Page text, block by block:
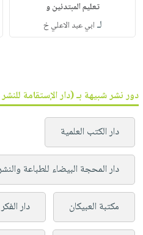
تعليم المبتدئين و
لـ ابي عبد الاعلي خ
دور نشر شبيهة بـ (دار الإستقامة
دار الكتب العلمية
دار المحجة البيضاء للطباعة
مكتبة العبيكان دار